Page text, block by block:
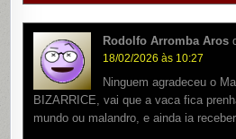
Rodolfo Arromba Aros
18/02/2026 às 10:27
Ninguem agradeceu o
BIZARRICE, vai que a vaca fica
mundo ou malandro, e ainda ia